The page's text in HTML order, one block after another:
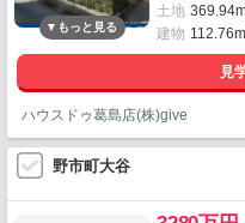
土地
建物
見
ハウスドゥ葛島店(株)give
野市町大谷